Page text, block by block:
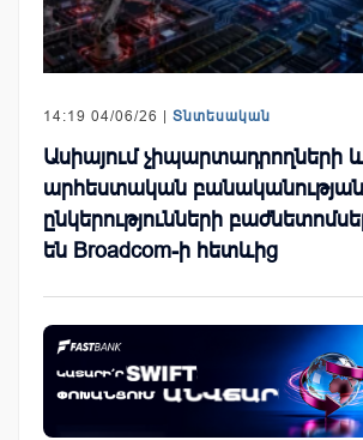
14:19 04/06/26 | Տնտեսական
Ասիայում չիպարտադրողների և
արհեստական բանականության
ընկերությունների
են Broadcom-ի հետևից